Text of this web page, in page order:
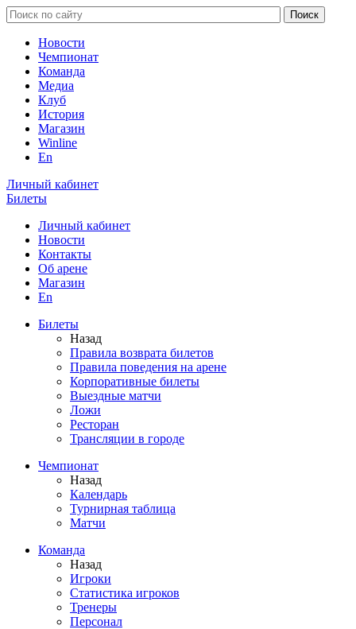
Новости
Чемпионат
Команда
Медиа
Клуб
История
Магазин
Winline
En
Личный кабинет
Билеты
Личный кабинет
Новости
Контакты
Об арене
Магазин
En
Билеты
Назад
Правила возврата билетов
Правила поведения на арене
Корпоративные билеты
Выездные матчи
Ложи
Ресторан
Трансляции в городе
Чемпионат
Назад
Календарь
Турнирная таблица
Матчи
Команда
Назад
Игроки
Статистика игроков
Тренеры
Персонал